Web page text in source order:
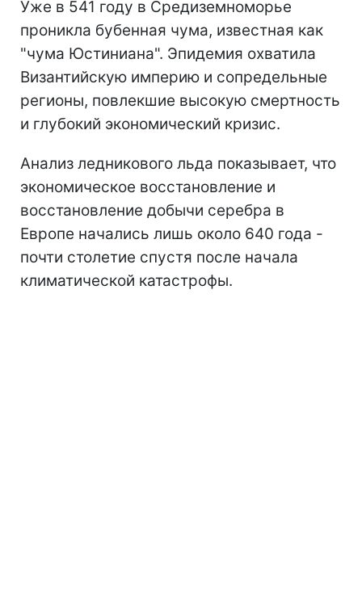
Уже в 541 году в Средиземноморье
проникла бубенная чума, известная как
"чума Юстиниана". Эпидемия охватила
Византийскую империю и сопредельные
регионы, повлекшие высокую смертность
и глубокий экономический кризис.
Анализ ледникового льда показывает, что
экономическое восстановление и
восстановление добычи серебра в
Европе начались лишь около 640 года -
почти столетие спустя после начала
климатической катастрофы.